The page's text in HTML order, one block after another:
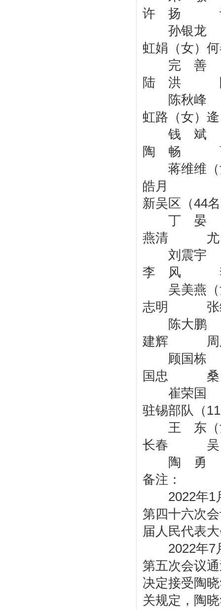
许 扬
孙银
虹娟（
完 善
陆 洪 陈
陈秋
虹路（
钱
陶 畅
蒋维维
皓月
新吴区（44
丁 晏
燕清
刘震宇
李 风 李
吴美燕
志明 张
陈大
建辉 周
顾国栋
国忠 桑
崔荣国
驻锡部队（
王 东
长春
陶 勇
备注：
2022年1月
第四十六次
届人民代表
2022年7月
第五次会议
决定接受陶
关规定，陶